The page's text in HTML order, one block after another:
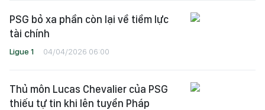
PSG bỏ xa phần còn lại về tiềm lực
tài chính
Ligue 1 04/04/2026 06:00
Thủ môn Lucas Chevalier của PSG
thiếu tự tin khi lên tuyển Pháp